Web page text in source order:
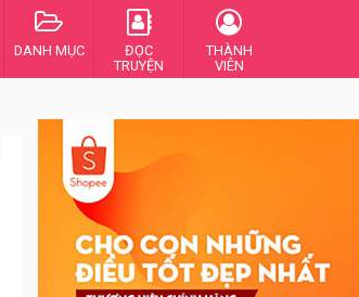
DANH MỤC
ĐỌC
TRUYỆN
THÀNH
VIÊN